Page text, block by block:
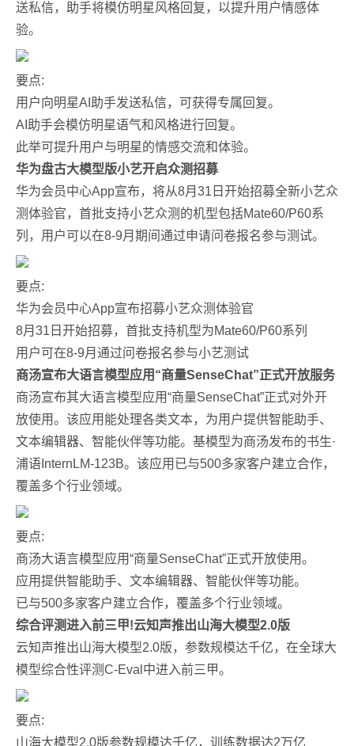
送私信，助手将模仿明星风格回复，以提升用户情感体
验。
要点:
用户向明星AI助手发送私信，可获得专属回复。
AI助手会模仿明星语气和风格进行回复。
此举可提升用户与明星的情感交流和体验。
华为盘古大模型版小艺开启众测招募
华为会员中心App宣布，将从8月31日开始招募全新小艺众
测体验官，首批支持小艺众测的机型包括Mate60/P60系
列，用户可以在8-9月期间通过申请问卷报名参与测试。
要点:
华为会员中心App宣布招募小艺众测体验官
8月31日开始招募，首批支持机型为Mate60/P60系列
用户可在8-9月通过问卷报名参与小艺测试
商汤宣布大语言模型应用“商量SenseChat”正式开放服务
商汤宣布其大语言模型应用“商量SenseChat”正式对外开
放使用。该应用能处理各类文本，为用户提供智能助手、
文本编辑器、智能伙伴等功能。基模型为商汤发布的书生·
浦语InternLM-123B。该应用已与500多家客户建立合作，
覆盖多个行业领域。
要点:
商汤大语言模型应用“商量SenseChat”正式开放使用。
应用提供智能助手、文本编辑器、智能伙伴等功能。
已与500多家客户建立合作，覆盖多个行业领域。
综合评测进入前三甲!云知声推出山海大模型2.0版
云知声推出山海大模型2.0版，参数规模达千亿，在全球大
模型综合性评测C-Eval中进入前三甲。
要点:
山海大模型2.0版参数规模达千亿，训练数据达2万亿